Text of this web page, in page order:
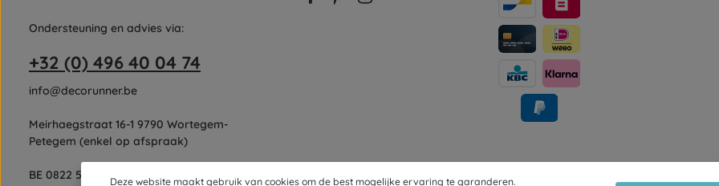
Ondersteuning en advies via:
+32 (0) 496 40 04 74
info@decorunner.be
Meirhaegstraat 16-1 9790 Wortegem-
Petegem (enkel op afspraak)
BE 0822 562 176Deze website maakt gebruik van cookies om de best mogelijke ervaring te garanderen.